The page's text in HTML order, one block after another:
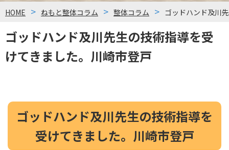
ゴッドハンド及川先生の技術指導を受
けてきました。川崎市登戸
HOME ねもと整体コラム 整体コラム ゴッドハンド及川
ゴッドハンド及川先生の技術指導を
受けてきました。川崎市登戸